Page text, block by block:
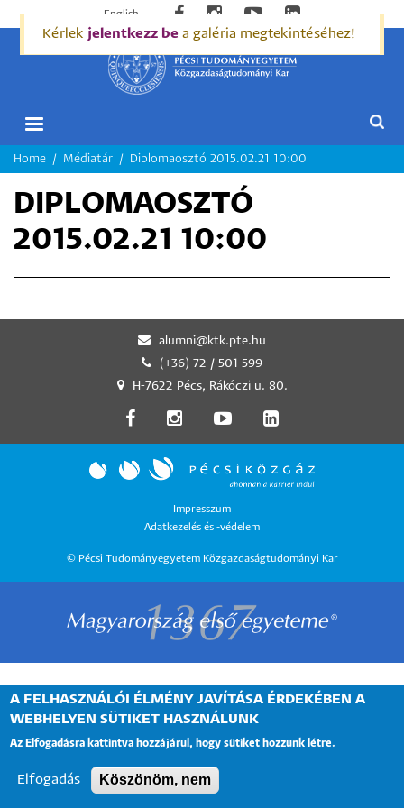
English
MORZSA
Home Médiatár Diplomaosztó 2015.02.21 10:00
DIPLOMAOSZTÓ
2015.02.21 10:00
Kérlek jelentkezz be a galéria megtekintéséhez!
alumni@ktk.pte.hu
(+36) 72 / 501 599
H-7622 Pécs, Rákóczi u. 80.
Impresszum
Adatkezelés és -védelem
© Pécsi Tudományegyetem Közgazdaságtudományi Kar
A FELHASZNÁLÓI ÉLMÉNY JAVÍTÁSA ÉRDEKÉBEN A
WEBHELYEN SÜTIKET HASZNÁLUNK
Az Elfogadásra kattintva hozzájárul, hogy sütiket hozzunk létre.
Elfogadás Köszönöm, nem